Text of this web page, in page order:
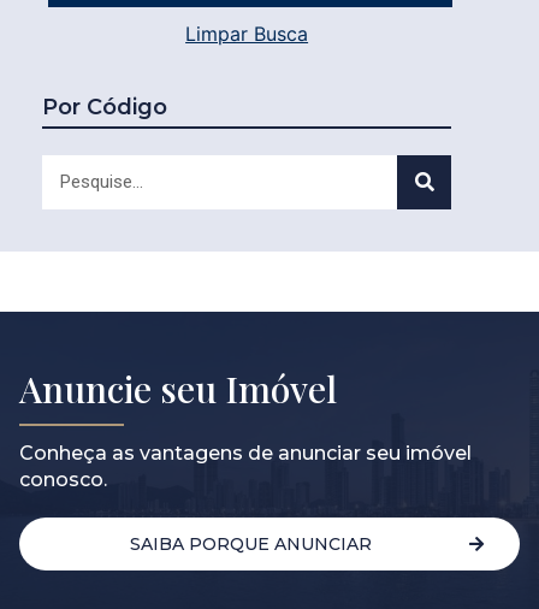
Limpar Busca
Por Código
Anuncie seu Imóvel
Conheça as vantagens de anunciar seu imóvel
conosco.
SAIBA PORQUE ANUNCIAR